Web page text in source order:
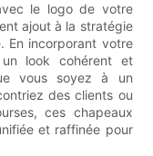
le logo de votre
ajout à la stratégie
En incorporant votre
look cohérent et
vous soyez à un
des clients ou
ces chapeaux
et raffinée pour